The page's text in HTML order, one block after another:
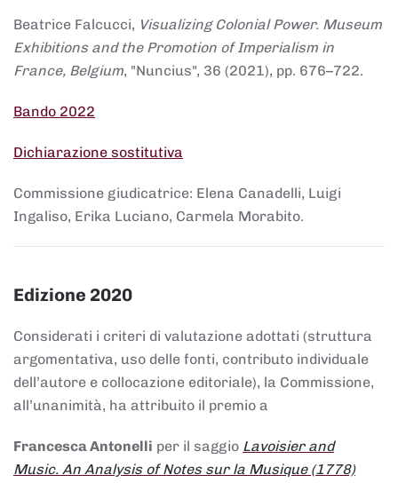
Beatrice Falcucci, Visualizing Colonial Power. Museum
Exhibitions and the Promotion of Imperialism in
France, Belgium, "Nuncius", 36 (2021), pp. 676–722.
Bando 2022
Dichiarazione sostitutiva
Commissione giudicatrice: Elena Canadelli, Luigi
Ingaliso, Erika Luciano, Carmela Morabito.
Edizione 2020
Considerati i criteri di valutazione adottati (struttura
argomentativa, uso delle fonti, contributo individuale
dell’autore e collocazione editoriale), la Commissione,
all’unanimità, ha attribuito il premio a
Francesca Antonelli per il saggio Lavoisier and
Music. An Analysis of Notes sur la Musique (1778)